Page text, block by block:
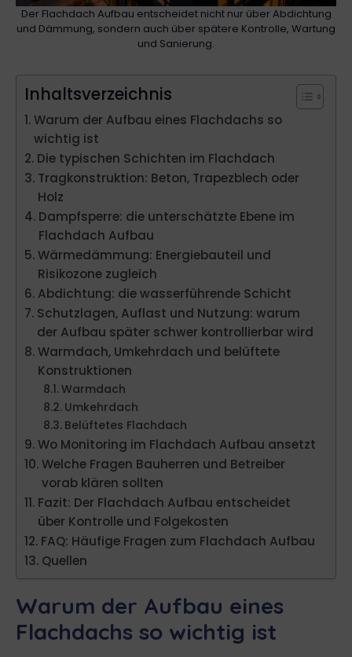
Der Flachdach Aufbau entscheidet nicht nur über Abdichtung
und Dämmung, sondern auch über spätere Kontrolle, Wartung
und Sanierung.
Inhaltsverzeichnis
Warum der Aufbau eines Flachdachs so
wichtig ist
Die typischen Schichten im Flachdach
Tragkonstruktion: Beton, Trapezblech oder
Holz
Dampfsperre: die unterschätzte Ebene im
Flachdach Aufbau
Wärmedämmung: Energiebauteil und
Risikozone zugleich
Abdichtung: die wasserführende Schicht
Schutzlagen, Auflast und Nutzung: warum
der Aufbau später schwer kontrollierbar wird
Warmdach, Umkehrdach und belüftete
Konstruktionen
Warmdach
Umkehrdach
Belüftetes Flachdach
Wo Monitoring im Flachdach Aufbau ansetzt
Welche Fragen Bauherren und Betreiber
vorab klären sollten
Fazit: Der Flachdach Aufbau entscheidet
über Kontrolle und Folgekosten
FAQ: Häufige Fragen zum Flachdach Aufbau
Quellen
Warum der Aufbau eines
Flachdachs so wichtig ist